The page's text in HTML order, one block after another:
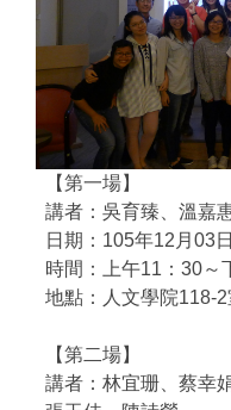
【第一場】
講者：吳育臻、溫嘉
日期：105年12月03
時間：上午11：30～
地點：人文學院118-2
【第二場】
講者：林宜珊、蔡幸